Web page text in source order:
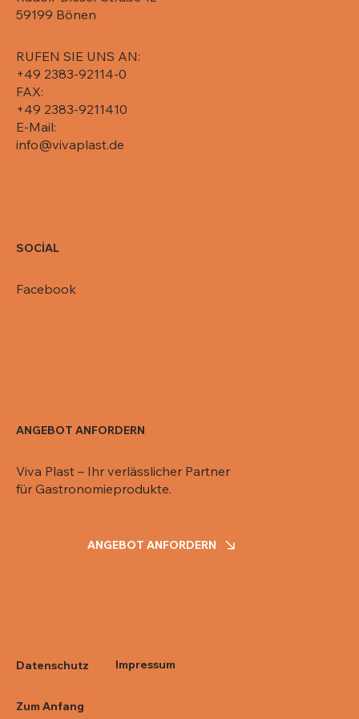
Pack/Karton, 071-5750
Pack/Karton, 071-5725
Pack/Karton, 071-5715
Pack/Karton, 071-5710
650, 081-R65-650L
59199 Bönen
RUFEN SIE UNS AN:
+49 2383-92114-0
FAX:
+49 2383-9211410
E-Mail:
info@vivaplast.de
SOCİAL
Facebook
ANGEBOT ANFORDERN
Viva Plast – Ihr verlässlicher Partner
für Gastronomieprodukte.
ANGEBOT ANFORDERN
Datenschutz
Zum Anfang
Impressum